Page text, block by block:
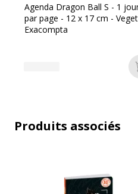
Code barre
Référence
Agenda Dragon Ball S - 1
par page - 12 x 17 cm -
Exacompta
Produits associés